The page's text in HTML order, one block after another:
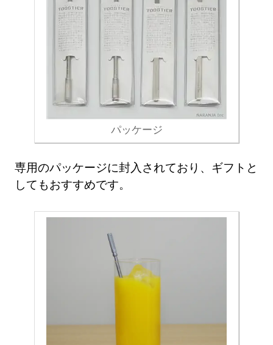
パッケージ
専用のパッケージに封入されており、ギフトと
してもおすすめです。